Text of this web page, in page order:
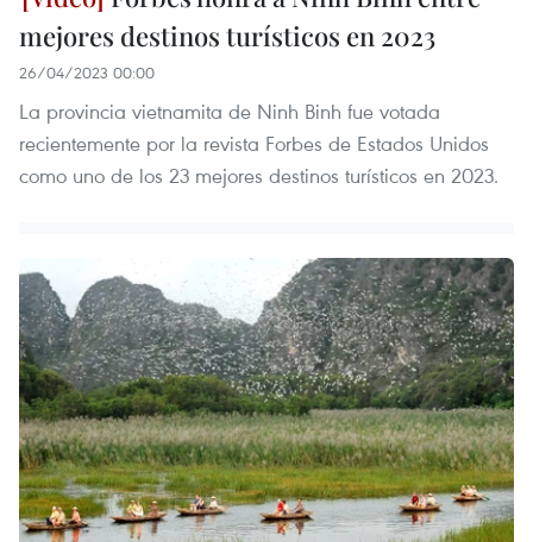
mejores destinos turísticos en 2023
26/04/2023 00:00
La provincia vietnamita de Ninh Binh fue votada
recientemente por la revista Forbes de Estados Unidos
como uno de los 23 mejores destinos turísticos en 2023.